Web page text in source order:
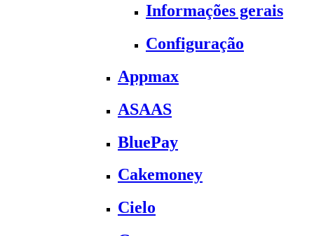
Informações gerais
Configuração
Appmax
ASAAS
BluePay
Cakemoney
Cielo